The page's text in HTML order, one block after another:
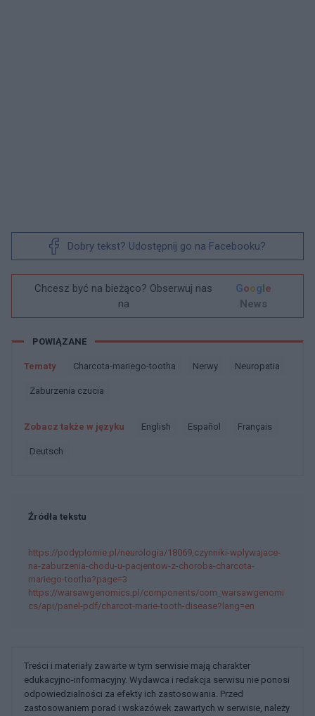
Dobry tekst? Udostępnij go na Facebooku?
Chcesz być na bieżąco? Obserwuj nas
na
Google
News
POWIĄZANE
Tematy Charcota-mariego-tootha Nerwy Neuropatia
Zaburzenia czucia
Zobacz także w języku english español français
deutsch
Źródła tekstu
https://podyplomie.pl/neurologia/18069,czynniki-wplywajace-
na-zaburzenia-chodu-u-pacjentow-z-choroba-charcota-
mariego-tootha?page=3
https://warsawgenomics.pl/components/com_warsawgenomi
cs/api/panel-pdf/charcot-marie-tooth-disease?lang=en
Treści i materiały zawarte w tym serwisie mają charakter
edukacyjno-informacyjny. Wydawca i redakcja serwisu nie ponosi
odpowiedzialności za efekty ich zastosowania. Przed
zastosowaniem porad i wskazówek zawartych w serwisie, należy